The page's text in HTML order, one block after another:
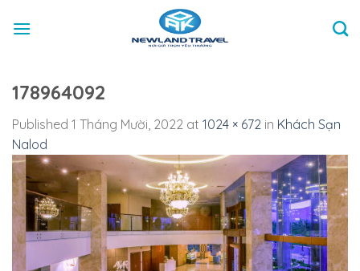
178964092
Published 1 Tháng Mười, 2022 at 1024 × 672 in Khách Sạn
Nalod